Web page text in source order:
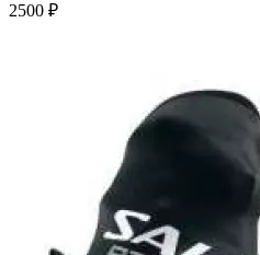
2500 ₽